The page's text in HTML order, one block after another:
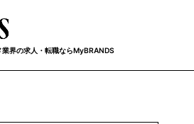
界の求人・転職ならMyBRANDS